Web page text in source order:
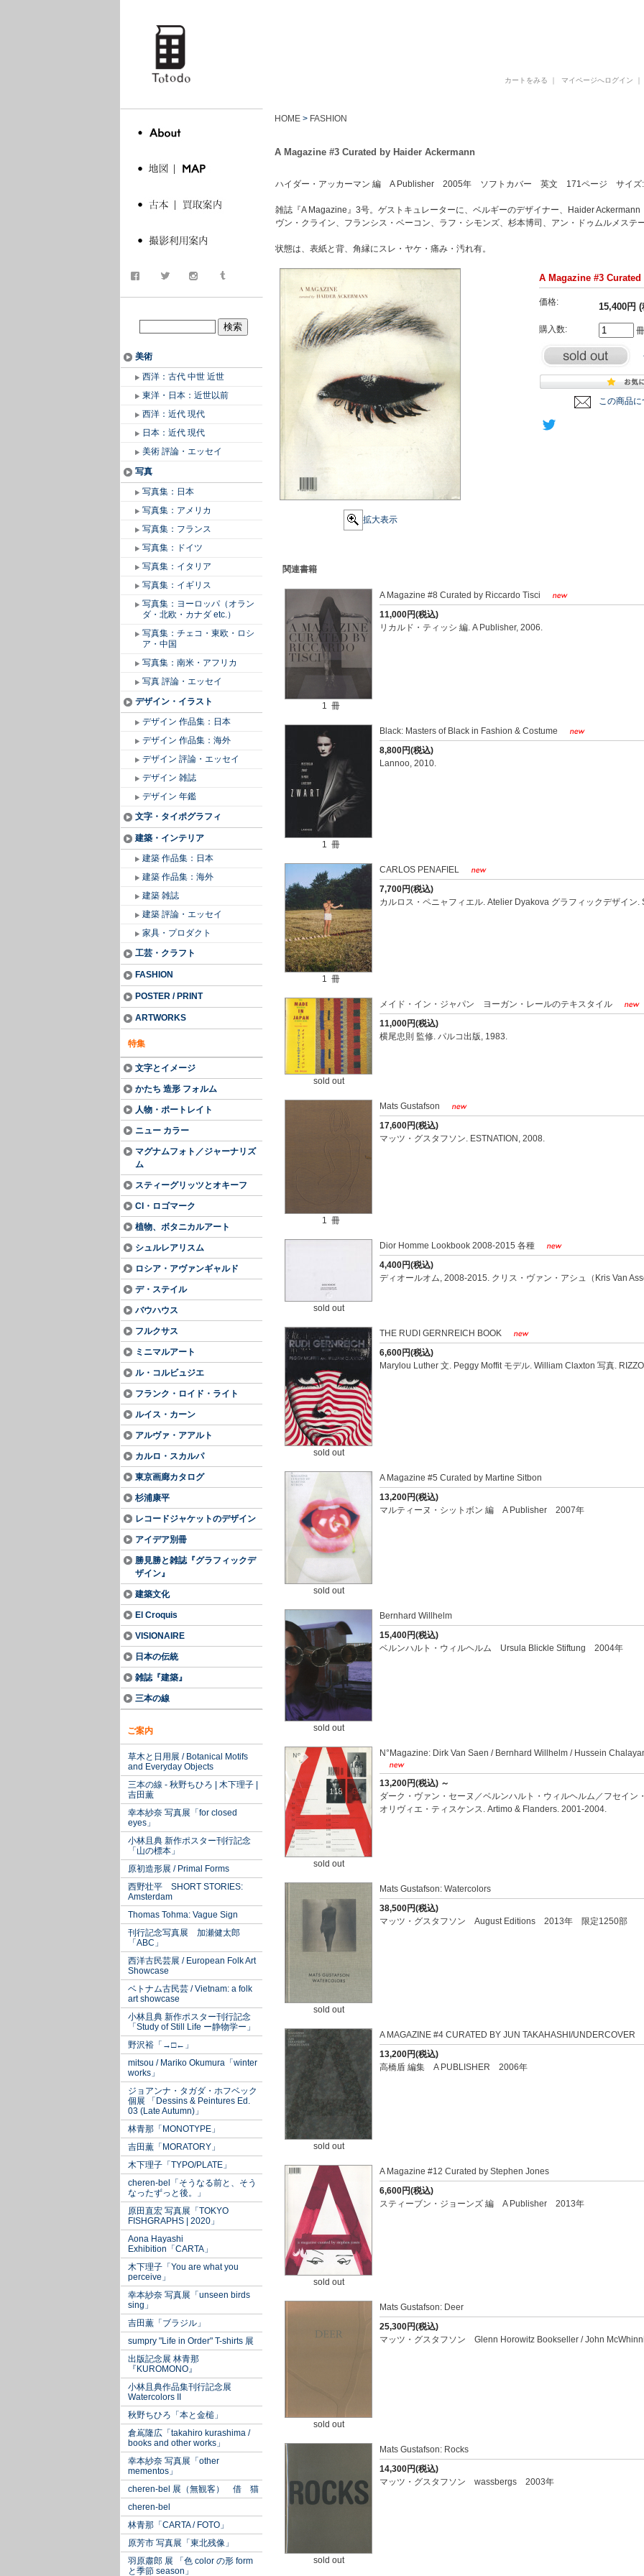
カートをみる マイページへログイン
美術
西洋：古代 中世 近世
東洋・日本：近世以前
西洋：近代 現代
日本：近代 現代
美術 評論・エッセイ
写真
写真集：日本
写真集：アメリカ
写真集：フランス
写真集：ドイツ
写真集：イタリア
写真集：イギリス
写真集：ヨーロッパ（オラン
ダ・北欧・カナダ etc.）
写真集：チェコ・東欧・ロシ
ア・中国
写真集：南米・アフリカ
写真 評論・エッセイ
デザイン・イラスト
デザイン 作品集：日本
デザイン 作品集：海外
デザイン 評論・エッセイ
デザイン 雑誌
デザイン 年鑑
文字・タイポグラフィ
建築・インテリア
建築 作品集：日本
建築 作品集：海外
建築 雑誌
建築 評論・エッセイ
家具・プロダクト
工芸・クラフト
FASHION
POSTER / PRINT
ARTWORKS
特集
文字とイメージ
かたち 造形 フォルム
人物・ポートレイト
ニュー カラー
マグナムフォト／ジャーナリズ
ム
スティーグリッツとオキーフ
CI・ロゴマーク
植物、ボタニカルアート
シュルレアリスム
ロシア・アヴァンギャルド
デ・ステイル
バウハウス
フルクサス
ミニマルアート
ル・コルビュジエ
フランク・ロイド・ライト
ルイス・カーン
アルヴァ・アアルト
カルロ・スカルパ
東京画廊カタログ
杉浦康平
レコードジャケットのデザイン
アイデア別冊
勝見勝と雑誌『グラフィックデ
ザイン』
建築文化
El Croquis
VISIONAIRE
日本の伝統
雑誌『建築』
三本の線
ご案内
草木と日用展 / Botanical Motifs
and Everyday Objects
三本の線 - 秋野ちひろ | 木下理子 |
吉田薫
幸本紗奈 写真展「for closed
eyes」
小林且典 新作ポスター刊行記念
「山の標本」
原初造形展 / Primal Forms
西野壮平 SHORT STORIES:
Amsterdam
Thomas Tohma: Vague Sign
刊行記念写真展 加瀬健太郎
「ABC」
西洋古民芸展 / European Folk Art
Showcase
ベトナム古民芸 / Vietnam: a folk
art showcase
小林且典 新作ポスター刊行記念
「Study of Still Life ー静物学ー」
野沢裕「→□←」
mitsou / Mariko Okumura「winter
works」
ジョアンナ・タガダ・ホフベック
個展 「Dessins & Peintures Ed.
03 (Late Autumn)」
林青那「MONOTYPE」
吉田薫「MORATORY」
木下理子「TYPO/PLATE」
cheren-bel「そうなる前と、そう
なったずっと後。」
原田直宏 写真展「TOKYO
FISHGRAPHS | 2020」
Aona Hayashi
Exhibition「CARTA」
木下理子「You are what you
perceive」
幸本紗奈 写真展「unseen birds
sing」
吉田薫「ブラジル」
sumpry "Life in Order" T-shirts 展
出版記念展 林青那
『KUROMONO』
小林且典作品集刊行記念展
Watercolors II
秋野ちひろ「本と金槌」
倉嶌隆広「takahiro kurashima /
books and other works」
幸本紗奈 写真展「other
mementos」
cheren-bel 展（無観客） 借 猫
cheren-bel
林青那「CARTA / FOTO」
原芳市 写真展「東北残像」
羽原肅郎 展 「色 color の形 form
と季節 season」
HOME > FASHION
A Magazine #3 Curated by Haider Ackermann
ハイダー・アッカーマン 編 A Publisher 2005年 ソフトカバー 英文 171ページ サイズ:
雑誌『A Magazine』3号。ゲストキュレーターに、ベルギーのデザイナー、Haider
ヴン・クライン、フランシス・ベーコン、ラフ・シモンズ、杉本博司、アン・ドゥムルメステ
状態は、表紙と背、角縁にスレ・ヤケ・痛み・汚れ有。
拡大表示
A Magazine #3
価格: 15,400円 (
購入数: 冊
この商品
関連書籍
1 冊
A Magazine #8 Curated by Riccardo Tisci
11,000円(税込)
リカルド・ティッシ 編. A Publisher, 2006.
1 冊
Black: Masters of Black in Fashion & Costume
8,800円(税込)
Lannoo, 2010.
1 冊
CARLOS PENAFIEL
7,700円(税込)
カルロス・ペニャフィエル. Atelier Dyakova グラフィックデザイン
sold out
メイド・イン・ジャパン ヨーガン・レールのテキスタイル
11,000円(税込)
横尾忠則 監修. パルコ出版, 1983.
1 冊
Mats Gustafson
17,600円(税込)
マッツ・グスタフソン. ESTNATION, 2008.
sold out
Dior Homme Lookbook 2008-2015 各種
4,400円(税込)
ディオールオム, 2008-2015. クリス・ヴァン・アシュ（Kris Van
sold out
THE RUDI GERNREICH BOOK
6,600円(税込)
Marylou Luther 文. Peggy Moffit モデル. William Claxton 写真.
sold out
A Magazine #5 Curated by Martine Sitbon
13,200円(税込)
マルティーヌ・シットボン 編 A Publisher 2007年
sold out
Bernhard Willhelm
15,400円(税込)
ベルンハルト・ウィルヘルム Ursula Blickle Stiftung 2004年
sold out
N°Magazine: Dirk Van Saen / Bernhard Willhelm / Hussein
13,200円(税込) ～
ダーク・ヴァン・セーヌ／ベルンハルト・ウィルヘルム／フセイ
オリヴィエ・ティスケンス. Artimo & Flanders. 2001-2004.
sold out
Mats Gustafson: Watercolors
38,500円(税込)
マッツ・グスタフソン August Editions 2013年 限定1250部
sold out
A MAGAZINE #4 CURATED BY JUN TAKAHASHI/UNDERCOVER
13,200円(税込)
高橋盾 編集 A PUBLISHER 2006年
sold out
A Magazine #12 Curated by Stephen Jones
6,600円(税込)
スティーブン・ジョーンズ 編 A Publisher 2013年
sold out
Mats Gustafson: Deer
25,300円(税込)
マッツ・グスタフソン Glenn Horowitz Bookseller / John
sold out
Mats Gustafson: Rocks
14,300円(税込)
マッツ・グスタフソン wassbergs 2003年